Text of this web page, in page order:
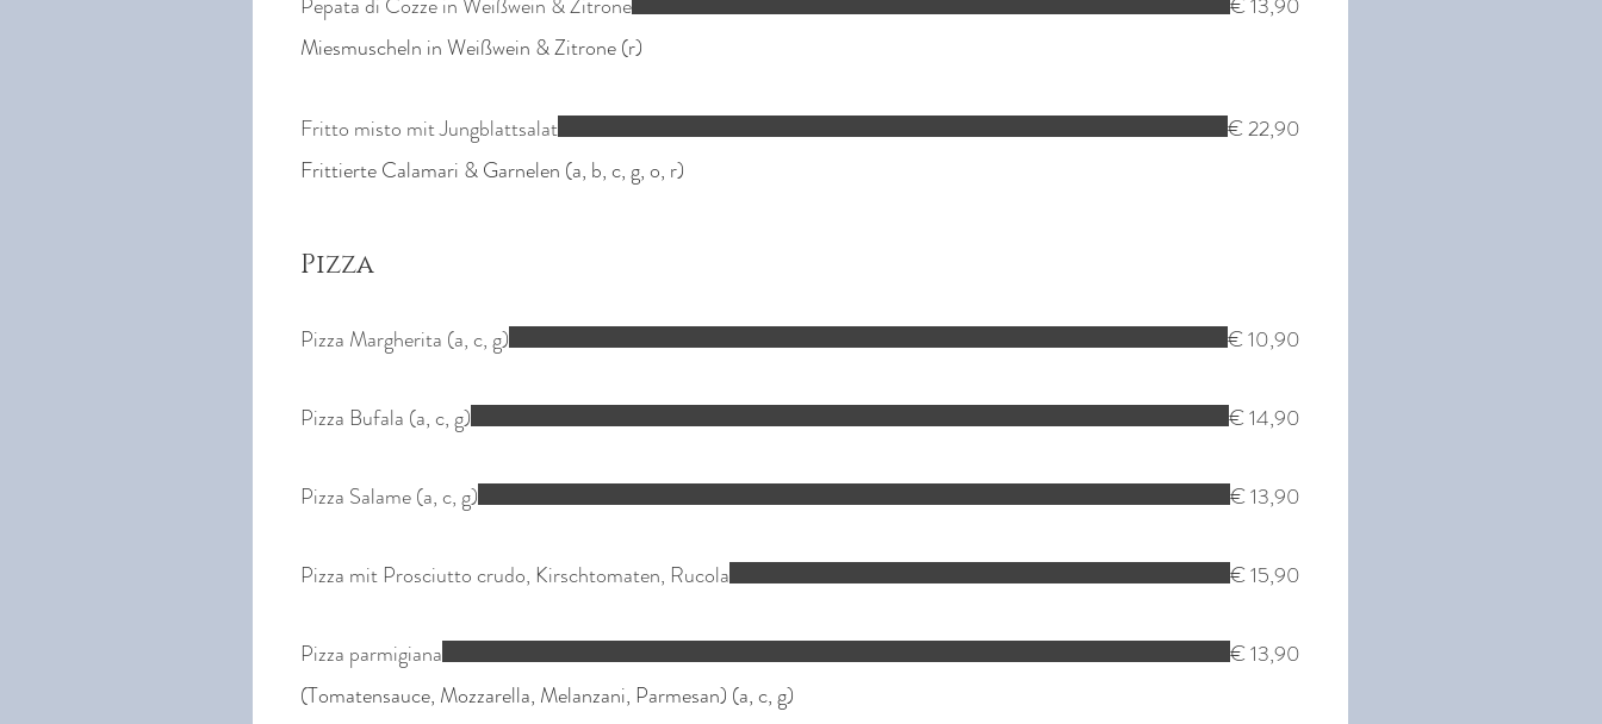
Miesmuscheln in Weißwein & Zitrone (r)
Fritto misto mit Jungblattsalat
€ 22,90
Pizza
Pizza Margherita (a, c, g) € 10,90
Pizza Bufala (a, c, g) € 14,90
Pizza Salame (a, c, g) € 13,90
Pizza mit Prosciutto crudo, Kirschtomaten, Rucola € 15,90
Pizza parmigiana
(Tomatensauce, Mozzarella, Melanzani, Parmesan) (a, c, g)
€ 13,90